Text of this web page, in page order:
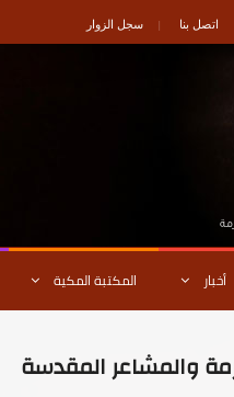
اتصل بنا سجل الزوار
أخبار المكتبة المكية
والمشاعر المقدسة